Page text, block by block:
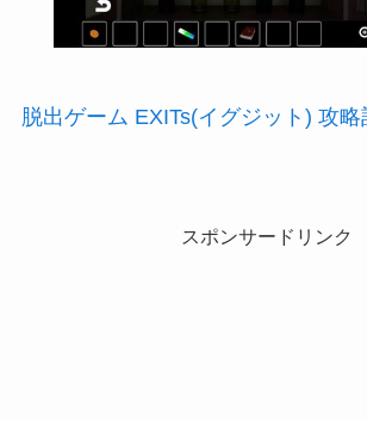
脱出ゲーム EXITs(イグジット) 攻略
スポンサードリンク